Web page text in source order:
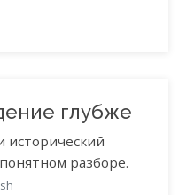
глубже
исторический
разборе.